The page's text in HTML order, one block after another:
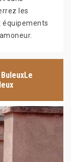
les
équipements